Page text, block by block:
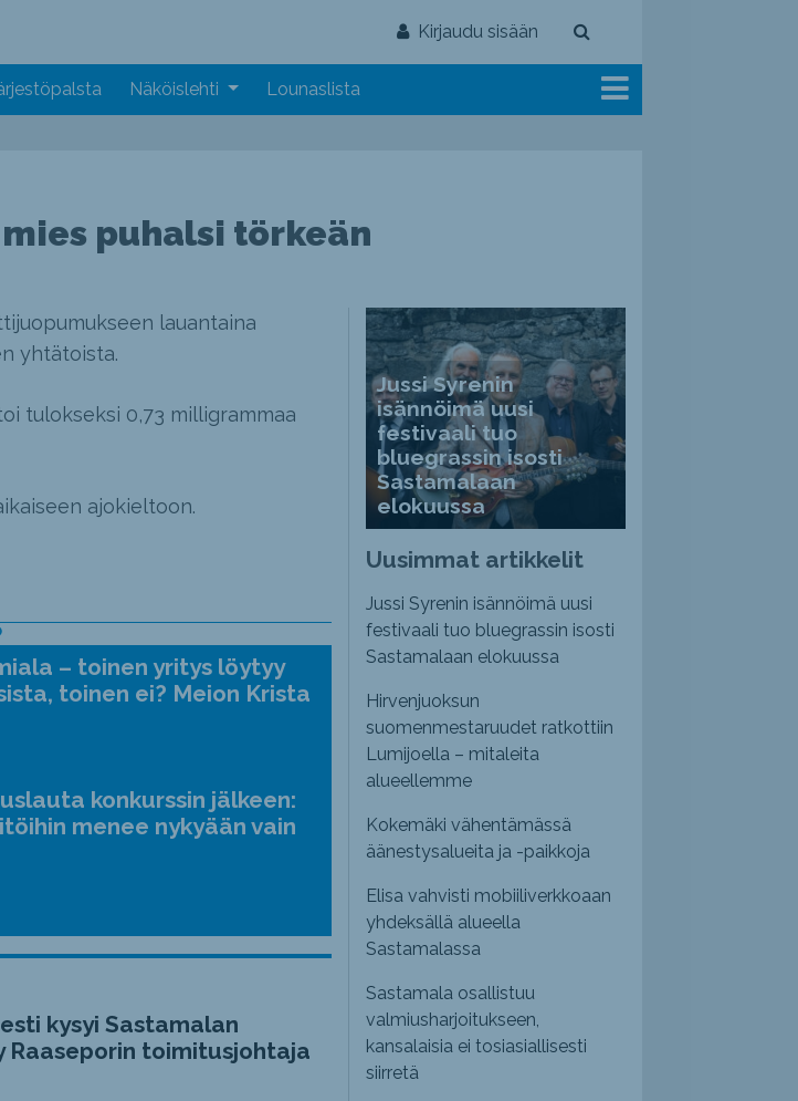
Kirjaudu sisään
Näköislehti Lounaslista
puhalsi törkeän
lauantaina
yhtätoista.
tulokseksi 0,73 milligrammaa
ajokieltoon.
– toinen yritys löytyy
toinen ei? Meion Krista
konkurssin jälkeen:
menee nykyään vain
kysyi Sastamalan
Raaseporin toimitusjohtaja
Jussi Syrenin
isännöimä uusi
festivaali tuo
bluegrassin isosti
Sastamalaan
elokuussa
Uusimmat artikkelit
Jussi Syrenin isännöimä uusi
festivaali tuo bluegrassin isosti
Sastamalaan elokuussa
Hirvenjuoksun
suomenmestaruudet ratkottiin
Lumijoella – mitaleita
alueellemme
Kokemäki vähentämässä
äänestysalueita ja -paikkoja
Elisa vahvisti mobiiliverkkoaan
yhdeksällä alueella
Sastamalassa
Sastamala osallistuu
valmiusharjoitukseen,
kansalaisia ei tosiasiallisesti
siirretä